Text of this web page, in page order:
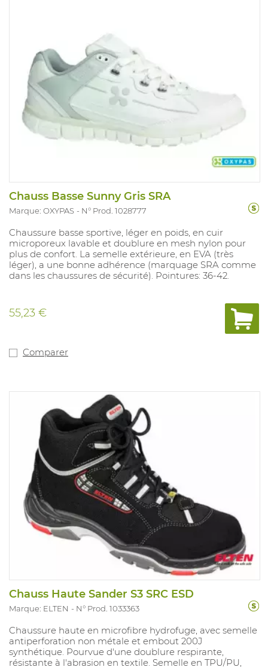
Chauss Basse Sunny Gris SRA
Marque: OXYPAS N° Prod. 1028777
Chaussure basse sportive, léger en poids, en cuir
microporeux lavable et doublure en mesh nylon pour
plus de confort. La semelle extérieure, en EVA (très
léger), a une bonne adhérence (marquage SRA comme
dans les chaussures de sécurité). Pointures: 36-42.
55,23 €
Comparer
Chauss Haute Sander S3 SRC ESD
Marque: ELTEN N° Prod. 1033363
Chaussure haute en microfibre hydrofuge, avec semelle
antiperforation non métale et embout 200J
synthétique. Pourvue d'une doublure respirante,
résistante à l'abrasion en textile. Semelle en TPU/PU,